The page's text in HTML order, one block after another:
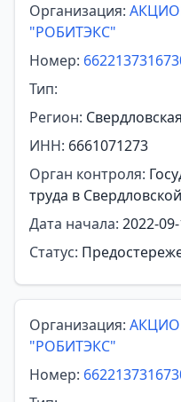
Организация:
"РОБИТЭКС"
Номер:
Тип:
Регион:
ИНН: 6661071273
Орган контроля:
труда в
Дата начала: 2022-
Статус:
Организация:
"РОБИТЭКС"
Номер: